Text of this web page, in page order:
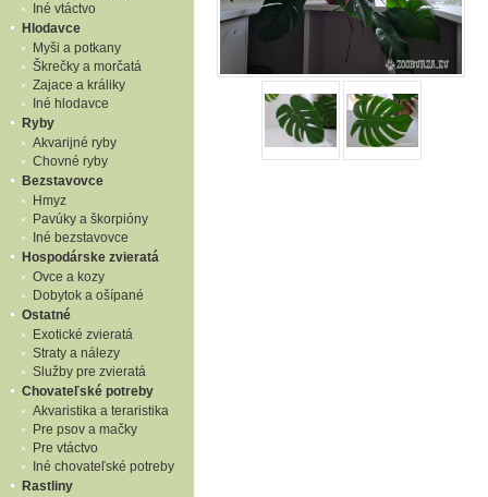
Iné vtáctvo
Hlodavce
Myši a potkany
Škrečky a morčatá
Zajace a králiky
Iné hlodavce
Ryby
Akvarijné ryby
Chovné ryby
Bezstavovce
Hmyz
Pavúky a škorpióny
Iné bezstavovce
Hospodárske zvieratá
Ovce a kozy
Dobytok a ošípané
Ostatné
Exotické zvieratá
Straty a nálezy
Služby pre zvieratá
Chovateľské potreby
Akvaristika a teraristika
Pre psov a mačky
Pre vtáctvo
Iné chovateľské potreby
Rastliny